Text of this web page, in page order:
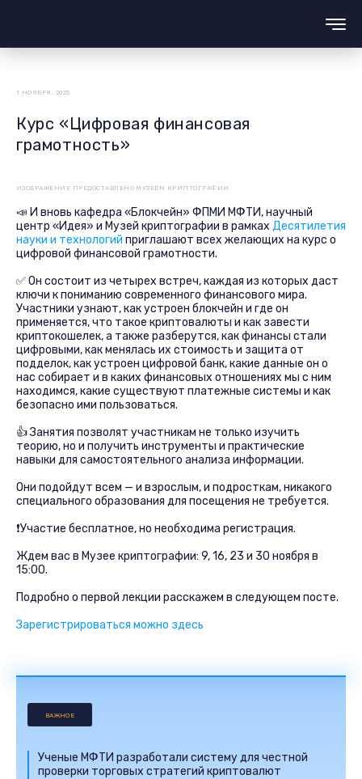
1 НОЯБРЯ, 2025
Курс «Цифровая финансовая
грамотность»
ИЗОБРАЖЕНИЕ ПРЕДОСТАВЛЕНО МУЗЕЕМ КРИПТОГРАФИИ
📣 И вновь кафедра «Блокчейн» ФПМИ МФТИ, научный
центр «Идея» и Музей криптографии в рамках Десятилетия
науки и технологий приглашают всех желающих на курс о
цифровой финансовой грамотности.
✅ Он состоит из четырех встреч, каждая из которых даст
ключи к пониманию современного финансового мира.
Участники узнают, как устроен блокчейн и где он
применяется, что такое криптовалюты и как завести
криптокошелек, а также разберутся, как финансы стали
цифровыми, как менялась их стоимость и защита от
подделок, как устроен цифровой банк, какие данные он о
нас собирает и в каких финансовых отношениях мы с ним
находимся, какие существуют платежные системы и как
безопасно ими пользоваться.
👍 Занятия позволят участникам не только изучить
теорию, но и получить инструменты и практические
навыки для самостоятельного анализа информации.
Они подойдут всем — и взрослым, и подросткам, никакого
специального образования для посещения не требуется.
❗Участие бесплатное, но необходима регистрация.
Ждем вас в Музее криптографии: 9, 16, 23 и 30 ноября в
15:00.
Подробно о первой лекции расскажем в следующем посте.
Зарегистрироваться можно здесь
ВАЖНОЕ
Ученые МФТИ разработали систему для честной
проверки торговых стратегий криптовалют